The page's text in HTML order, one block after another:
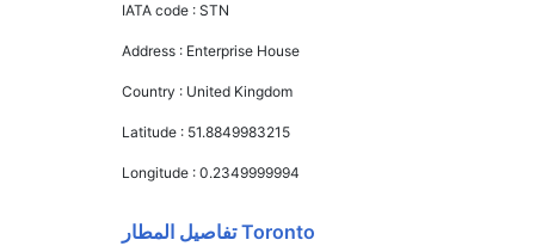
IATA code :STN
Address : Enterprise House
Country : United Kingdom
Latitude : 51.8849983215
Longitude :0.2349999994
Toronto تفاصيل المطار